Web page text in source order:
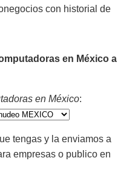
con historial de
en México a
en México:
tengas y la enviamos a
empresas o publico en